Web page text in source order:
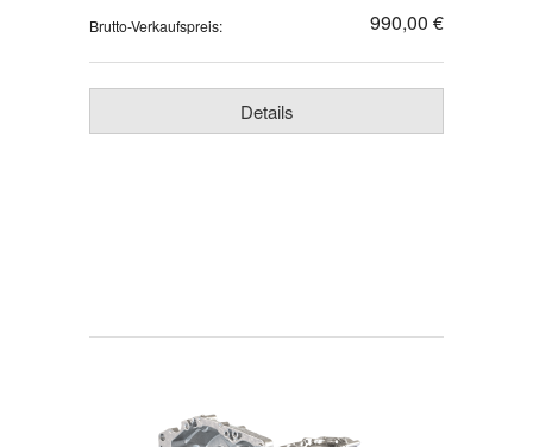
Brutto-Verkaufspreis: 990,00 €
Details